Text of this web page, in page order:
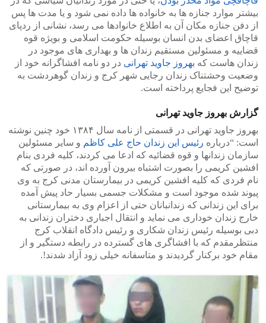
بیشتر موارد جنازه ها به خانواده ها داده نمی شود و یا مدت ها پس
از دفن جنازه مکان آن به اطلاع خانوادها می رسد، نشانی از ردپای
قاچاق اعضای بدن انسان بوسیله حکومت اسلامی و بویژه قوه
قضاییه و مسئولین مستقیم زندان ها و بهداری های موجود در
زندان هاست که بهروز جاوید تهرانی در دو نامه افشاگرانه خود از
وضعیت وحشتناک زندان رجایی شهر کرج و زندان گوهردشت به
توضیح این فجایع پرداخته است.
گزارش بهروز جاوید تهرانی
بهروز جاوید تهرانی در قسمتی از نامه سال ۱۳۸۴ خود چنین نوشته
است: “درباره رئیس این زندان حاج علی کاظم و سایر مسئولین
سازمان زندانها و قوه قضائیه که ادعا می کردند، کلیه فردی بنام
افشین کریمی را بصورت اشتباه بیرون آورده اند، در صورتی که
نام فردی که کلیه افشین کریمی در بیمارستان مدنی کرج به وی
پیوند شده موجود است و مشکلات جسمی بسیار حاد پیش آمده
برای این زندانی که زندانبانان حتی از اعزام وی به بیمارستانی
خارج زندان خوداری می نماید و انتقال اجباری دختران زندانی به
دبی بوسیله رئیس زندان شکاری و رئیس دادگاه انقلاب کرج
منتظرمقدم که با افشاگری های گسترده در رابطه دستگیر و از
مقام خود برکنار گردیدند و متاسفانه خیلی زود آزاد شدند!.